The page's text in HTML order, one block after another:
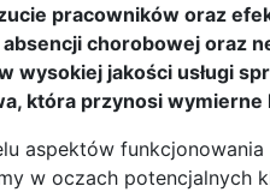
pracowników oraz
chorobowej oraz
jakości usługi
która przynosi wymierne
aspektów
w oczach potencjalnych